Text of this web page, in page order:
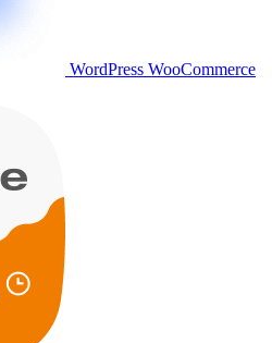
WordPress WooCommerce